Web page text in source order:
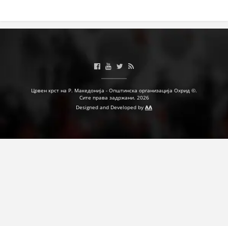
Црвен крст на Р. Македонија - Општинска организација Охрид ©.
Сите права задржани. 2026
Designed and Developed by AA